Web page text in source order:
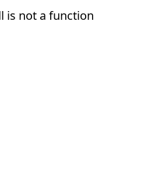
is not a function